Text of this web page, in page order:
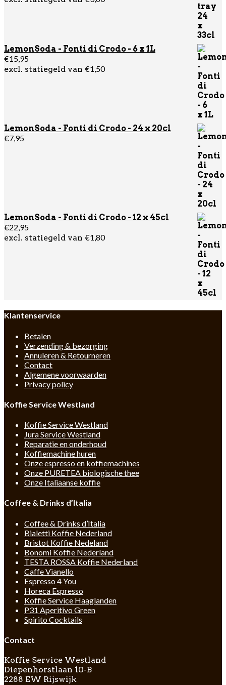
LemonSoda - Fonti di Crodo - 6 x 1L
€15,95
excl. statiegeld van €1,50
LemonSoda - Fonti di Crodo - 24 x 20cl
€7,95
LemonSoda - Fonti di Crodo - 12 x 45cl
€22,95
excl. statiegeld van €1,80
Klantenservice
Betalen
Verzending & bezorging
Annuleren & Retourneren
Contact
Algemene voorwaarden
Privacy policy
Koffie Service Westland
Koffie Service Westland
Jura Service Westland
Reparatie en onderhoud
Koffiemachine huren
Onze espresso en koffiemachines
Onze PURETEA biologische thee
Onze Italiaanse koffie
Coffee & Drinks d’Italia
Coffee & Drinks d’Italia
Bialetti Koffie Nederland
Bristot Koffie Nedeland
Bonomi Koffie Nederland
TESTA ROSSA Koffie Nederland
Caffe Vianello
Espresso 4 You
Horeca Espresso
Koffie Service Haaglanden
P31 Aperitivo Green
Spirito Cocktails
Contact
Koffie Service Westland
Diepenhorstlaan 10-B
2288 EW Rijswijk